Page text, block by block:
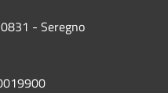
- Seregno